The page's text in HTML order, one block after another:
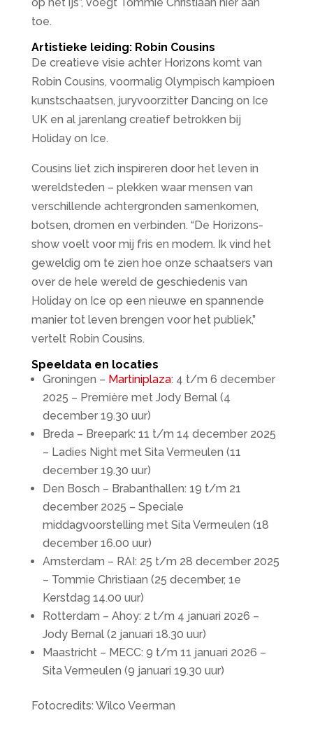
toe.
Artistieke leiding: Robin Cousins
De creatieve visie achter Horizons komt van
Robin Cousins, voormalig Olympisch kampioen
kunstschaatsen, juryvoorzitter Dancing on Ice
UK en al jarenlang creatief betrokken bij
Holiday on Ice.
Cousins liet zich inspireren door het leven in
wereldsteden – plekken waar mensen van
verschillende achtergronden samenkomen,
botsen, dromen en verbinden. “De Horizons-
show voelt voor mij fris en modern. Ik vind het
geweldig om te zien hoe onze schaatsers van
over de hele wereld de geschiedenis van
Holiday on Ice op een nieuwe en spannende
manier tot leven brengen voor het publiek,”
vertelt Robin Cousins.
Speeldata en locaties
Groningen – Martiniplaza: 4 t/m 6 december
2025 – Première met Jody Bernal (4
december 19.30 uur)
Breda – Breepark: 11 t/m 14 december 2025
– Ladies Night met Sita Vermeulen (11
december 19.30 uur)
Den Bosch – Brabanthallen: 19 t/m 21
december 2025 – Speciale
middagvoorstelling met Sita Vermeulen (18
december 16.00 uur)
Amsterdam – RAI: 25 t/m 28 december 2025
– Tommie Christiaan (25 december, 1e
Kerstdag 14.00 uur)
Rotterdam – Ahoy: 2 t/m 4 januari 2026 –
Jody Bernal (2 januari 18.30 uur)
Maastricht – MECC: 9 t/m 11 januari 2026 –
Sita Vermeulen (9 januari 19.30 uur)
Fotocredits: Wilco Veerman